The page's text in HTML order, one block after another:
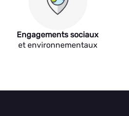
Engagements sociaux
et environnementaux